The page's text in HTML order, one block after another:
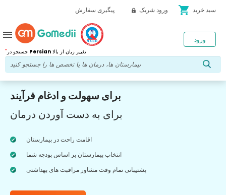
پیگیری سفارش ورود شریک shopping_cart سبد خرید
* Persian تغییر زبان از بالا
ورود menu
برای سهولت و ادغام فرآیند
برای به دست آوردن درمان
اقامت راحت در بیمارستان
انتخاب بیمارستان بر اساس بودجه شما
پشتیبانی تمام وقت مشاور مراقبت های بهداشتی